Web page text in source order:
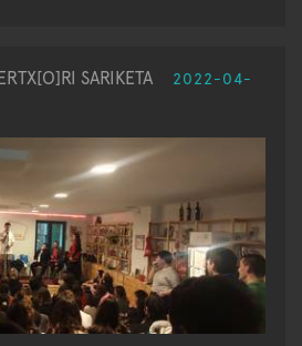
SARIKETA
2022-04-